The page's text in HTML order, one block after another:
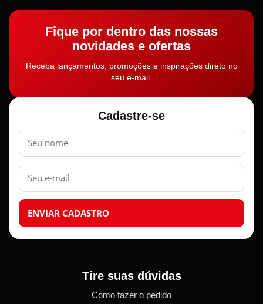
Fique por dentro das nossas
novidades e ofertas
Receba lançamentos, promoções e inspirações direto no
seu e-mail.
Cadastre-se
Nome
E-
mail
ENVIAR CADASTRO
Tire suas dúvidas
Como fazer o pedido